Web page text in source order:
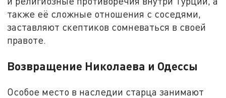
также её сложные отношения с соседями,
заставляют скептиков сомневаться в своей
правоте.
Возвращение Николаева и Одессы
Особое место в наследии старца занимают